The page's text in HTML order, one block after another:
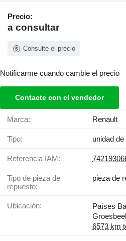
Precio:
a consultar
Consulte el precio
Notificarme cuando cambie el precio
Contacte con el vendedor
Marca: Renault
Tipo: unidad
Referencia IAM:
Tipo de pieza de
repuesto:
pieza de
Ubicación:
Países
6573 km